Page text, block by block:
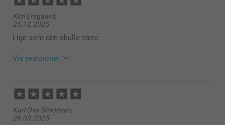
Kim Ersgaard,
25.12.2025
Lige som den skulle være
Vis reaktioner
11:37
Hej Kim
Tusind tak for din anmeldelse!
Karl Ove Simonsen,
26.03.2025